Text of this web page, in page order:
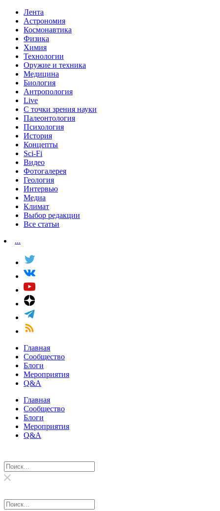
Лента
Астрономия
Космонавтика
Физика
Химия
Технологии
Оружие и техника
Медицина
Биология
Антропология
Live
С точки зрения науки
Палеонтология
Психология
История
Концепты
Sci-Fi
Видео
Фотогалерея
Геология
Интервью
Медиа
Климат
Выбор редакции
Все статьи
...
Главная
Сообщество
Блоги
Мероприятия
Q&A
Главная
Сообщество
Блоги
Мероприятия
Q&A